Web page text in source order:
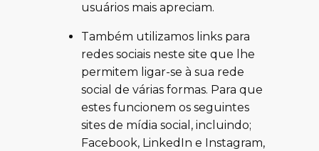
usuários mais apreciam.
Também utilizamos links para
redes sociais neste site que lhe
permitem ligar-se à sua rede
social de várias formas. Para que
estes funcionem os seguintes
sites de mídia social, incluindo;
Facebook, LinkedIn e Instagram,